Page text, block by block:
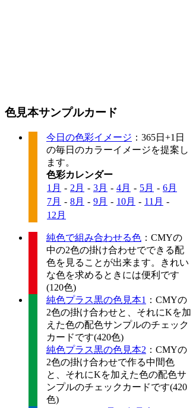
色見本サンプルカード
今日の色彩イメージ ：365日+1日
の毎日のカラーイメージを提案し
ます。
色彩カレンダー
1月 - 2月 - 3月 - 4月 - 5月 - 6月
7月 - 8月 - 9月 - 10月 - 11月 -
12月
純色で組み合わせる色 ：CMYの
中の2色の掛け合わせでできる配
色を見ることが出来ます。きれい
な色を求めるときには便利です
(120色)
純色プラス黒の色見本1 ：CMYの
2色の掛け合わせと、それにKを加
えた色の配色サンプルのチェック
カードです(420色)
純色プラス黒の色見本2 ：CMYの
2色の掛け合わせで作る中間色
と、それにKを加えた色の配色サ
ンプルのチェックカードです(420
色)